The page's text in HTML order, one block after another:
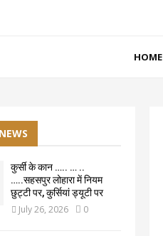
HOME
कुर्सी के कान ….. … ..
…..सहसपुर लोहारा में नियम
छुट्टी पर, कुर्सियां ड्यूटी पर
July 26, 2026 0